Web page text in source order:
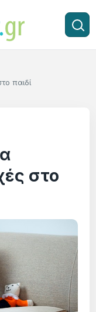
παιδί
στο